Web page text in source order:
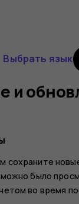
Выбрать язык
и
сохраните
было
во время